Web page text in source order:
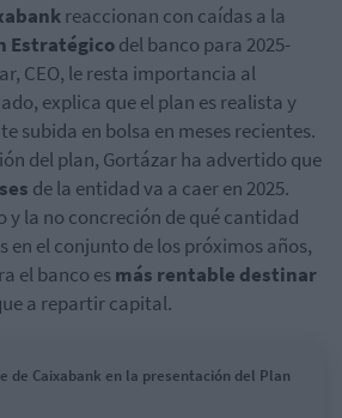
reaccionan con caídas a la
Estratégicodel banco para 2025-
CEO, le resta importancia al
explica que el plan es realista y
subida en bolsa en meses recientes.
del plan, Gortázar ha advertido que
de la entidad va a caer en 2025.
y la no concreción de qué cantidad
en el conjunto de los próximos años,
el banco esmás rentable destinar
a repartir capital.
de Caixabank en la presentación del Plan